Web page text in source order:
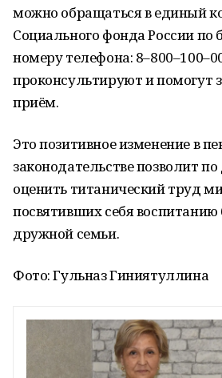
можно обращаться в единый
Социального фонда России по
номеру телефона:
проконсультируют и помогут
приём.
Это позитивное изменение в
законодательстве позволит
оценить титанический труд
посвятивших себя
дружной семьи.
Фото: Гульназ Гиниятуллина